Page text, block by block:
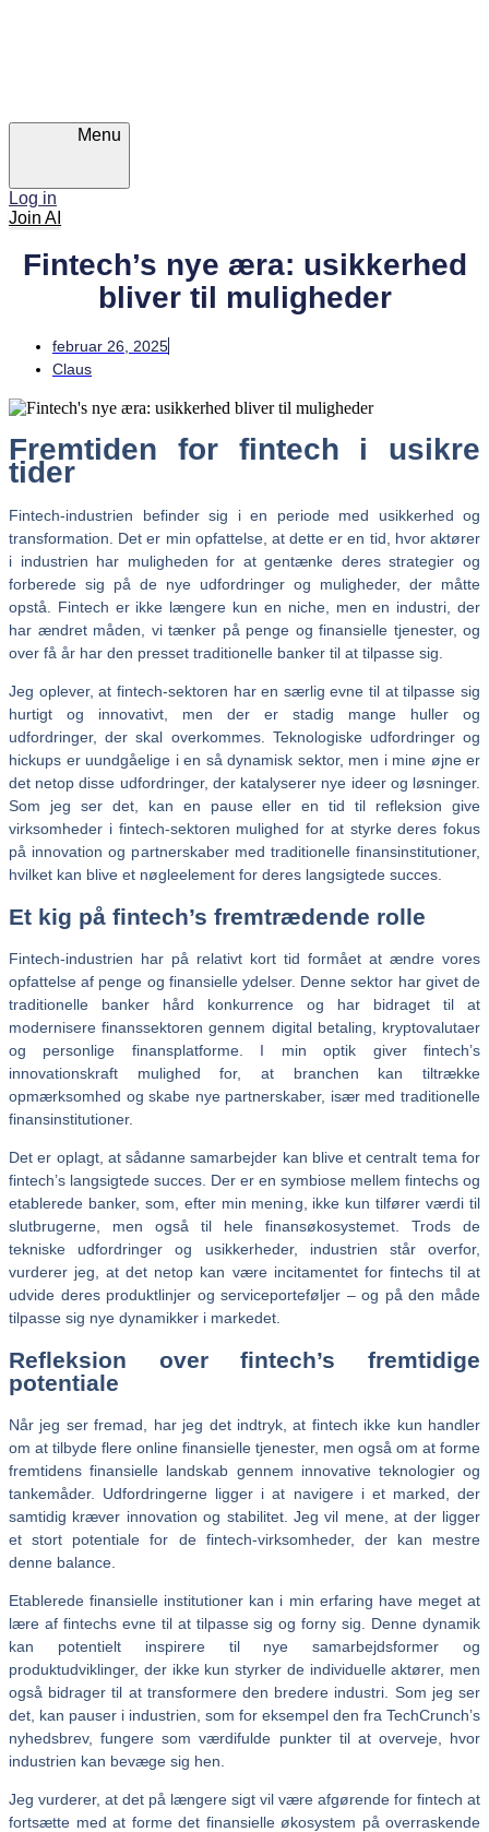
Menu
Log in
Join AI
Fintech’s nye æra: usikkerhed
bliver til muligheder
februar 26, 2025
Claus
Fremtiden for fintech i usikre
tider
Fintech-industrien befinder sig i en periode med usikkerhed og
transformation. Det er min opfattelse, at dette er en tid, hvor aktører
i industrien har muligheden for at gentænke deres strategier og
forberede sig på de nye udfordringer og muligheder, der måtte
opstå. Fintech er ikke længere kun en niche, men en industri, der
har ændret måden, vi tænker på penge og finansielle tjenester, og
over få år har den presset traditionelle banker til at tilpasse sig.
Jeg oplever, at fintech-sektoren har en særlig evne til at tilpasse sig
hurtigt og innovativt, men der er stadig mange huller og
udfordringer, der skal overkommes. Teknologiske udfordringer og
hickups er uundgåelige i en så dynamisk sektor, men i mine øjne er
det netop disse udfordringer, der katalyserer nye ideer og løsninger.
Som jeg ser det, kan en pause eller en tid til refleksion give
virksomheder i fintech-sektoren mulighed for at styrke deres fokus
på innovation og partnerskaber med traditionelle finansinstitutioner,
hvilket kan blive et nøgleelement for deres langsigtede succes.
Et kig på fintech’s fremtrædende rolle
Fintech-industrien har på relativt kort tid formået at ændre vores
opfattelse af penge og finansielle ydelser. Denne sektor har givet de
traditionelle banker hård konkurrence og har bidraget til at
modernisere finanssektoren gennem digital betaling, kryptovalutaer
og personlige finansplatforme. I min optik giver fintech’s
innovationskraft mulighed for, at branchen kan tiltrække
opmærksomhed og skabe nye partnerskaber, især med traditionelle
finansinstitutioner.
Det er oplagt, at sådanne samarbejder kan blive et centralt tema for
fintech’s langsigtede succes. Der er en symbiose mellem fintechs og
etablerede banker, som, efter min mening, ikke kun tilfører værdi til
slutbrugerne, men også til hele finansøkosystemet. Trods de
tekniske udfordringer og usikkerheder, industrien står overfor,
vurderer jeg, at det netop kan være incitamentet for fintechs til at
udvide deres produktlinjer og serviceporteføljer – og på den måde
tilpasse sig nye dynamikker i markedet.
Refleksion over fintech’s fremtidige
potentiale
Når jeg ser fremad, har jeg det indtryk, at fintech ikke kun handler
om at tilbyde flere online finansielle tjenester, men også om at forme
fremtidens finansielle landskab gennem innovative teknologier og
tankemåder. Udfordringerne ligger i at navigere i et marked, der
samtidig kræver innovation og stabilitet. Jeg vil mene, at der ligger
et stort potentiale for de fintech-virksomheder, der kan mestre
denne balance.
Etablerede finansielle institutioner kan i min erfaring have meget at
lære af fintechs evne til at tilpasse sig og forny sig. Denne dynamik
kan potentielt inspirere til nye samarbejdsformer og
produktudviklinger, der ikke kun styrker de individuelle aktører, men
også bidrager til at transformere den bredere industri. Som jeg ser
det, kan pauser i industrien, som for eksempel den fra TechCrunch’s
nyhedsbrev, fungere som værdifulde punkter til at overveje, hvor
industrien kan bevæge sig hen.
Jeg vurderer, at det på længere sigt vil være afgørende for fintech at
fortsætte med at forme det finansielle økosystem på overraskende